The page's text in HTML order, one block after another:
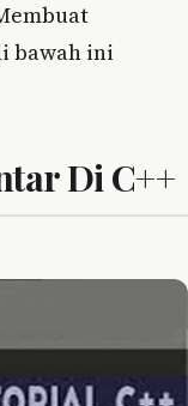
bawah ini
Di C++